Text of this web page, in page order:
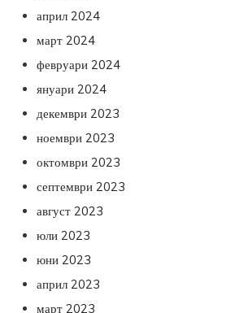
април 2024
март 2024
февруари 2024
януари 2024
декември 2023
ноември 2023
октомври 2023
септември 2023
август 2023
юли 2023
юни 2023
април 2023
март 2023